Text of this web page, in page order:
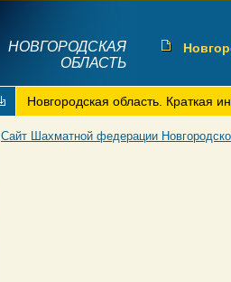
НОВГОРОДСКАЯ
ОБЛАСТЬ
Новгородская область. Краткая
Сайт Шахматной федерации